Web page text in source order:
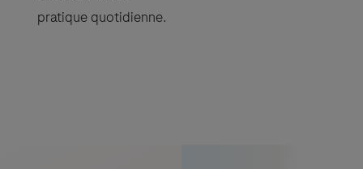
pratique quotidienne.